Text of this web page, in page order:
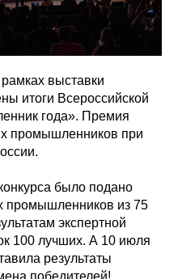
выставки
итоги Всероссийской
года». Премия
промышленников при
было подано
промышленников из 75
экспертной
100 лучших. А 10 июля
результаты